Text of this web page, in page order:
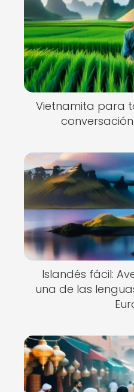
Vietnamita para
Islandés fácil:
una de las